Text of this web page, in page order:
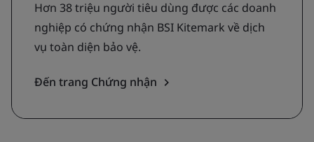
Hơn 38 triệu người tiêu dùng được các doanh
nghiệp có chứng nhận BSI Kitemark về dịch
vụ toàn diện bảo vệ.
Đến trang Chứng nhận